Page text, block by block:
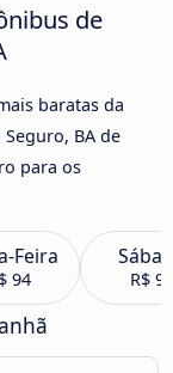
de
baratas da
BA de
para os
Feira
94 R$ 94